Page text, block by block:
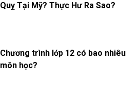
Quỵ Tại Mỹ? Thực Hư Ra Sao?
Chương trình lớp 12 có bao nhiêu
môn học?